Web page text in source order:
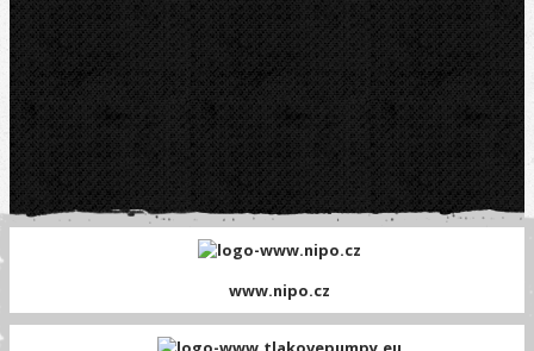
www.nipo.cz